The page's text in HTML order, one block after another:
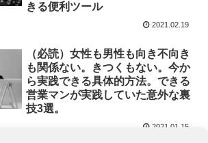
きる便利ツール
2021.02.19
（必読）女性も男性も向き不向き
も関係ない。きつくもない。今か
ら実践できる具体的方法。できる
営業マンが実践していた意外な裏
技3選。
2021.01.15